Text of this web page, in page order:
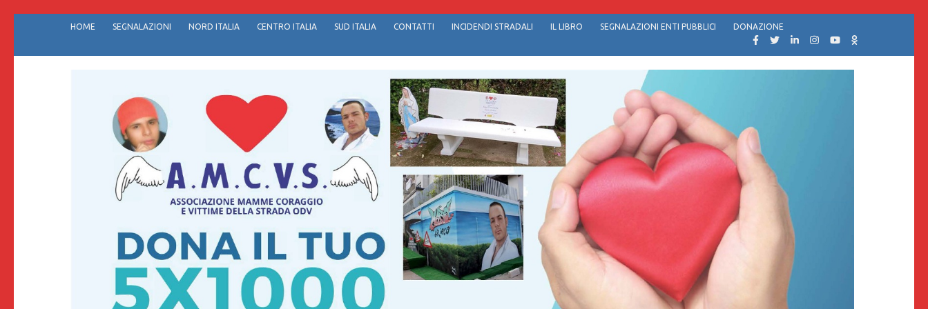
contenuto
HOME SEGNALAZIONI NORD ITALIA CENTRO ITALIA SUD ITALIA CONTATTI INCIDENDI STRADALI IL LIBRO SEGNALAZIONI ENTI PUBBLICI DONAZIONE